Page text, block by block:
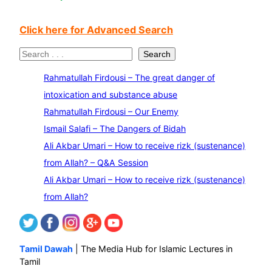
Click here for Advanced Search
S
Search
Rahmatullah Firdousi – The great danger of
intoxication and substance abuse
Rahmatullah Firdousi – Our Enemy
Ismail Salafi – The Dangers of Bidah
Ali Akbar Umari – How to receive rizk (sustenance)
from Allah? – Q&A Session
Ali Akbar Umari – How to receive rizk (sustenance)
from Allah?
Tamil Dawah | The Media Hub for Islamic Lectures in
Tamil